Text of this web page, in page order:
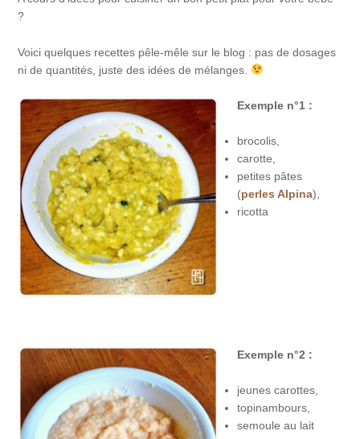
?
Voici quelques recettes pêle-mêle sur le blog : pas de dosages
ni de quantités, juste des idées de mélanges.
Exemple n°1 :
brocolis,
carotte,
petites pâtes
(perles Alpina),
ricotta
Exemple n°2 :
jeunes carottes,
topinambours,
semoule au lait